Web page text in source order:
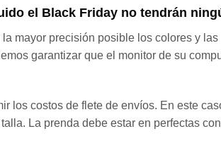
el Black Friday no tendrán
mayor precisión posible los colores y
garantizar que el monitor de su
los costos de flete de envíos. En este
La prenda debe estar en perfectas